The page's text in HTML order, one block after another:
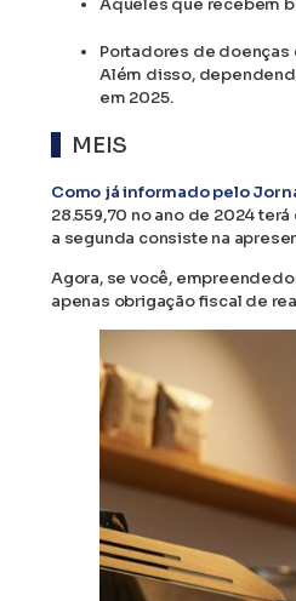
Aqueles que recebem
Portadores de doenças
Além disso,
em 2025.
MEIS
Como já informado pelo
28.559,70 no ano de 2024
a segunda consiste na
Agora, se você,
apenas obrigação fiscal de